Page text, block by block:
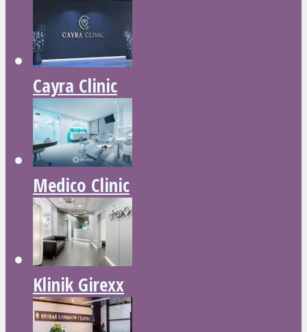
Cayra Clinic
Medico Clinic
Klinik Girexx